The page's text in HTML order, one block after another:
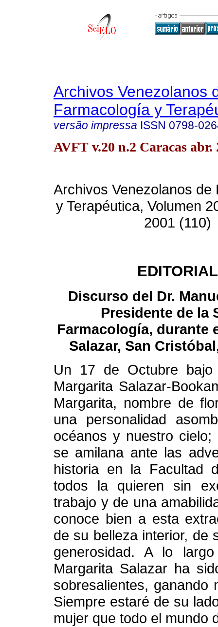
Archivos Venezolanos
Farmacología y
versão impressa ISSN 0798-
AVFT v.20 n.2 Caracas abr.
Archivos Venezolanos de
y Terapéutica, Volumen
2001 (110)
EDITORIAL
Discurso del Dr.
Presidente de la
Farmacología, durante
Salazar, San
Un 17 de Octubre
Margarita Salazar-
Margarita, nombre de
una personalidad
océanos y nuestro
se amilana ante las
historia en la Facultad
todos la quieren sin
trabajo y de una
conoce bien a esta
de su belleza interior, de
generosidad. A lo
Margarita Salazar ha
sobresalientes, ganando
Siempre estaré de su
mujer que todo el mundo